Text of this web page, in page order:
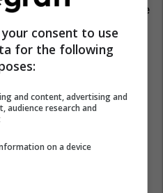
së Beretave të Kuqe
ish-anëtar i
i cili, siç mund
maji i vitit 1997, i
të
Sllobodan
që shënonte
në Serbinë
në gjyqin e ish-
consent to use
for the following
and content, advertising and
audience research and
on a device